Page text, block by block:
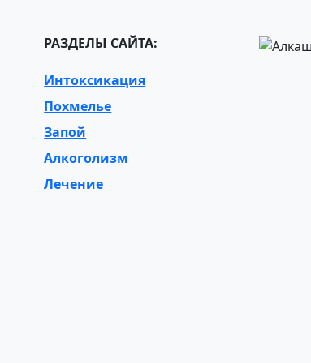
РАЗДЕЛЫ САЙТА:
Интоксикация
Похмелье
Запой
Алкоголизм
Лечение